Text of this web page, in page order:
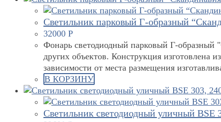
Светильник парковый Г-образный
32000 Р
Фонарь светодиодный парковый Г-образный
других объектов. Конструкция изготовлена
зависимости от места размещения
В КОРЗИНУ
Светильник светодиодный уличный BSE